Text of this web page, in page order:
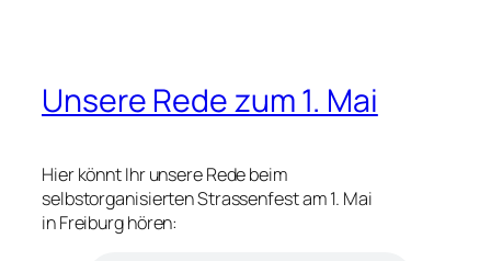
Unsere Rede zum 1. Mai
Hier könnt Ihr unsere Rede beim
selbstorganisierten Strassenfest am 1. Mai
in Freiburg hören: